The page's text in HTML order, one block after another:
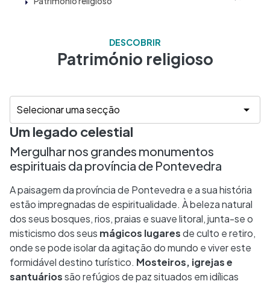
DESCOBRIR
Património religioso
Um legado celestial
Mergulhar nos grandes monumentos
espirituais da província de Pontevedra
A paisagem da província de Pontevedra e a sua história
estão impregnadas de espiritualidade. À beleza natural
dos seus bosques, rios, praias e suave litoral, junta-se o
misticismo dos seus mágicos lugaresde culto e retiro,
onde se pode isolar da agitação do mundo e viver este
formidável destino turístico. Mosteiros, igrejas e
santuáriossão refúgios de paz situados em idílicas